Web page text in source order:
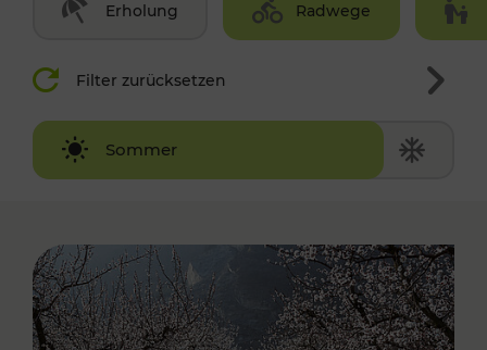
Erholung Radwege
Filter zurücksetzen
Sommer
Winter